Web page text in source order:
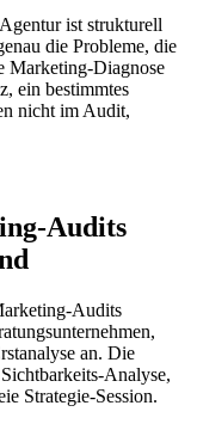
ist strukturell
die Probleme, die
Marketing-Diagnose
ein bestimmtes
nicht im Audit,
Audits
Audits
an. Die
Analyse,
Strategie-Session.